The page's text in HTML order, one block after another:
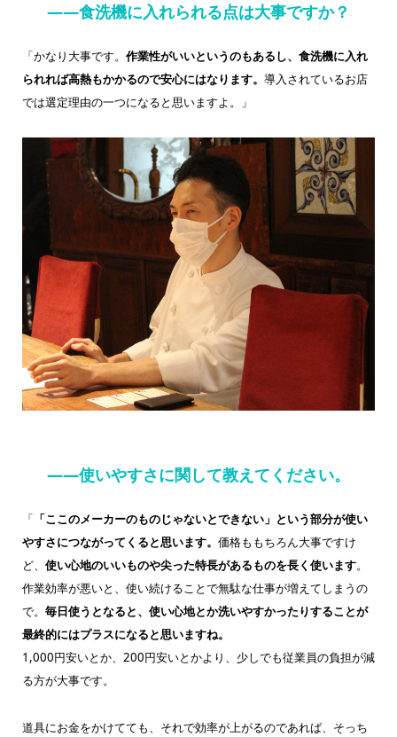
——食洗機に入れられる点は大事ですか？
「かなり大事です。 作業性がいいというのもあるし、食洗機に入れ
られれば高熱もかかるので安心にはなります。 導入されているお店
では選定理由の一つになると思いますよ。」
——使いやすさに関して教えてください。
「 「ここのメーカーのものじゃないとできない」という部分が使い
やすさにつながってくると思います。 価格ももちろん大事ですけ
ど、 使い心地のいいものや尖った特長があるものを長く使います。
作業効率が悪いと、使い続けることで無駄な仕事が増えてしまうの
で。 毎日使うとなると、使い心地とか洗いやすかったりすることが
最終的にはプラスになると思いますね。
1,000円安いとか、200円安いとかより、少しでも従業員の負担が減
る方が大事です。
道具にお金をかけてても、それで効率が上がるのであれば、そっち